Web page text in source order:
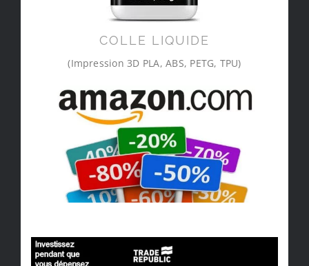
COLLE LIQUIDE
(Impression 3D PLA, ABS, PETG, TPU)